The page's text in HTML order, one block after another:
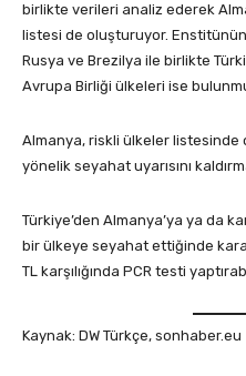
birlikte verileri analiz ederek
listesi de oluşturuyor.
Rusya ve Brezilya ile birlikte
Avrupa Birliği ülkeleri ise
Almanya, riskli ülkeler listesinde
yönelik seyahat uyarısını
Türkiye’den Almanya’ya ya da
bir ülkeye seyahat ettiğinde
TL karşılığında PCR testi
Kaynak: DW Türkçe, sonhaber.eu